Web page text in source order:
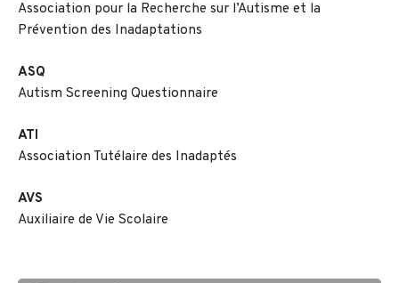
Association pour la Recherche sur l’Autisme et la
Prévention des Inadaptations
ASQ
Autism Screening Questionnaire
ATI
Association Tutélaire des Inadaptés
AVS
Auxiliaire de Vie Scolaire